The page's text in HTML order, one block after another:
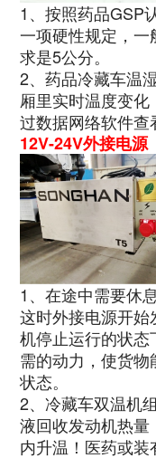
1、按照药品GSP
一项硬性规定，
求是5公分。
2、药品冷藏车温
厢里实时温度变
过数据网络软件查
12V-24V外接电源
1、在途中需要休
这时外接电源开
机停止运行的状
需的动力，使货
状态。
2、冷藏车双温机
液回收发动机热
内升温！医药或